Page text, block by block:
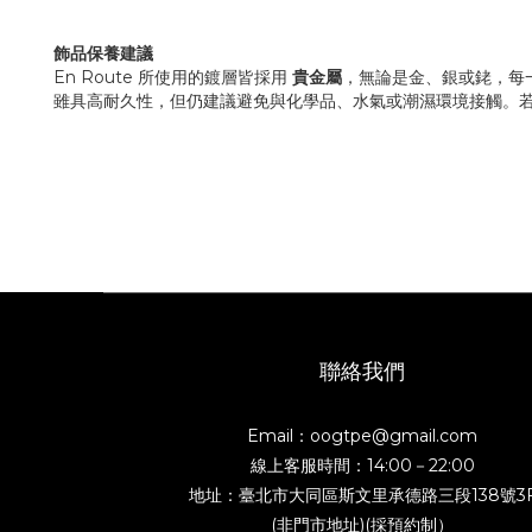
飾品保養建議
En Route 所使用的鍍層皆採用 貴金屬 ，無論是金、銀或銠，
雖具高耐久性，但仍建議避免與化學品、水氣或潮濕環境接觸
聯絡我們
Email：oogtpe@gmail.com
線上客服時間：14:00－22:00
地址：臺北市大同區斯文里承德路三段138號
(非門市地址)(採預約制）